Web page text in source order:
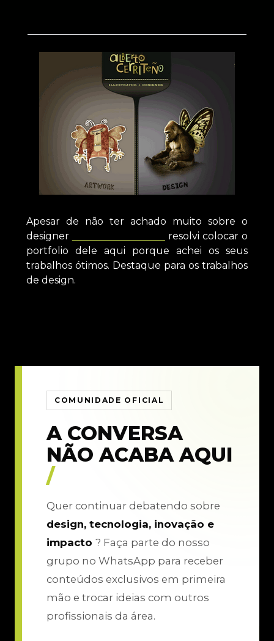
Apesar de não ter achado muito sobre o
designer
resolvi colocar o
portfolio dele aqui porque achei os seus
trabalhos ótimos. Destaque para os trabalhos
de design.
COMUNIDADE OFICIAL
A CONVERSA
NÃO ACABA AQUI
/
Quer continuar debatendo sobre
design, tecnologia, inovação e
impacto ? Faça parte do nosso
grupo no WhatsApp para receber
conteúdos exclusivos em primeira
mão e trocar ideias com outros
profissionais da área.